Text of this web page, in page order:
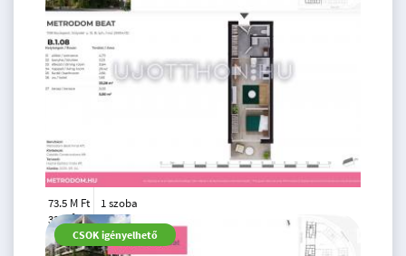
73.5 M Ft
33 m2
1 szoba
1.
emelet
CSOK igényelhető